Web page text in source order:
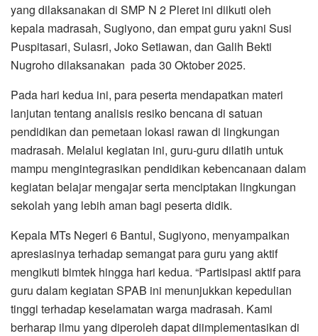
yang dilaksanakan di SMP N 2 Pleret ini diikuti oleh
kepala madrasah, Sugiyono, dan empat guru yakni Susi
Puspitasari, Sulasri, Joko Setiawan, dan Galih Bekti
Nugroho dilaksanakan pada 30 Oktober 2025.
Pada hari kedua ini, para peserta mendapatkan materi
lanjutan tentang analisis resiko bencana di satuan
pendidikan dan pemetaan lokasi rawan di lingkungan
madrasah. Melalui kegiatan ini, guru-guru dilatih untuk
mampu mengintegrasikan pendidikan kebencanaan dalam
kegiatan belajar mengajar serta menciptakan lingkungan
sekolah yang lebih aman bagi peserta didik.
Kepala MTs Negeri 6 Bantul, Sugiyono, menyampaikan
apresiasinya terhadap semangat para guru yang aktif
mengikuti bimtek hingga hari kedua. “Partisipasi aktif para
guru dalam kegiatan SPAB ini menunjukkan kepedulian
tinggi terhadap keselamatan warga madrasah. Kami
berharap ilmu yang diperoleh dapat diimplementasikan di